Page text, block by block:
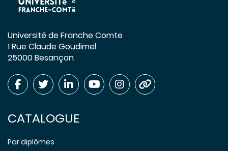
Université de Franche Comte
1 Rue Claude Goudimel
25000 Besançon
CATALOGUE
Par diplômes